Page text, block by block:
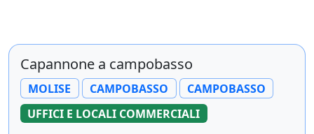
Capannone a campobasso
MOLISE CAMPOBASSO
CAMPOBASSO
UFFICI E LOCALI COMMERCIALI